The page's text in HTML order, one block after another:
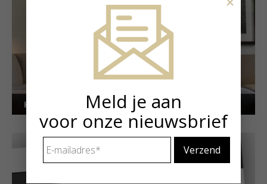
Kunstuitleen voor particulieren
Meld je aan
voor onze nieuwsbrief
mailadres *